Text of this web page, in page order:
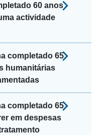
60 anos
actividade
completado 65
humanitárias
completado 65
em despesas